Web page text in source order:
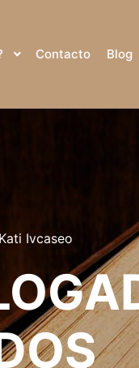
Contacto Blog
Kati Ivcaseo